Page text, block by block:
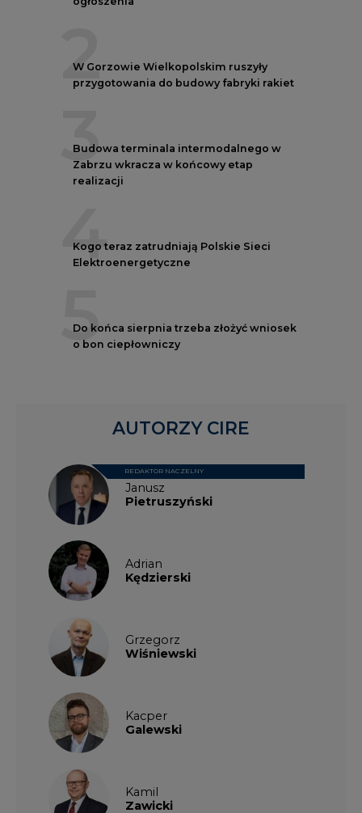
2
W Gorzowie Wielkopolskim ruszyły
przygotowania do budowy fabryki rakiet
3
Budowa terminala intermodalnego w
Zabrzu wkracza w końcowy etap
realizacji
4
Kogo teraz zatrudniają Polskie Sieci
Elektroenergetyczne
5
Do końca sierpnia trzeba złożyć wniosek
o bon ciepłowniczy
Janusz
Pietruszyński
REDAKTOR NACZELNY
Adrian
Kędzierski
Grzegorz
Wiśniewski
Kacper
Galewski
Kamil
Zawicki
AUTORZY CIRE